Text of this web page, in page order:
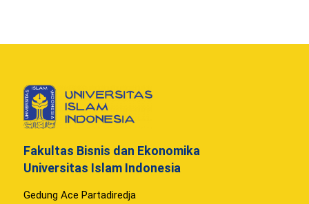
Fakultas Bisnis dan Ekonomika
Universitas Islam Indonesia
Gedung Ace Partadiredja